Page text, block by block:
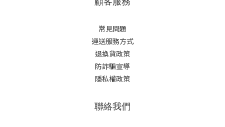
常見問題
運送服務方式
退換貨政策
防詐騙宣導
隱私權政策
聯絡我們